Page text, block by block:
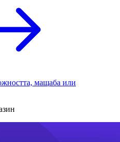
мащаба или